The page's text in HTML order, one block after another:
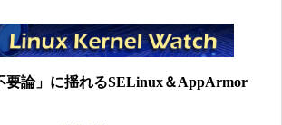
論」に揺れるSELinux＆AppArmor